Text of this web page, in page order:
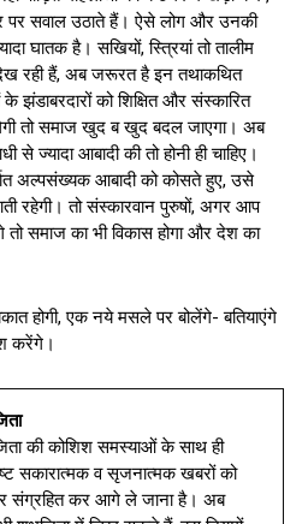
पर सवाल उठाते हैं। ऐसे लोग और उनकी
घातक है। सखियों, स्त्रियां तो तालीम
रही हैं, अब जरूरत है इन तथाकथित
झंडाबरदारों को शिक्षित और संस्कारित
तो समाज खुद ब खुद बदल जाएगा। अब
ज्यादा आबादी की तो होनी ही चाहिए।
अल्पसंख्यक आबादी को कोसते हुए, उसे
रहेगी। तो संस्कारवान पुरुषों, अगर आप
तो समाज का भी विकास होगा और देश का
होगी, एक नये मसले पर बोलेंगे- बतियाएंगे
करेंगे।
की कोशिश समस्याओं के साथ ही
सकारात्मक व सृजनात्मक खबरों को
संग्रहित कर आगे ले जाना है। अब